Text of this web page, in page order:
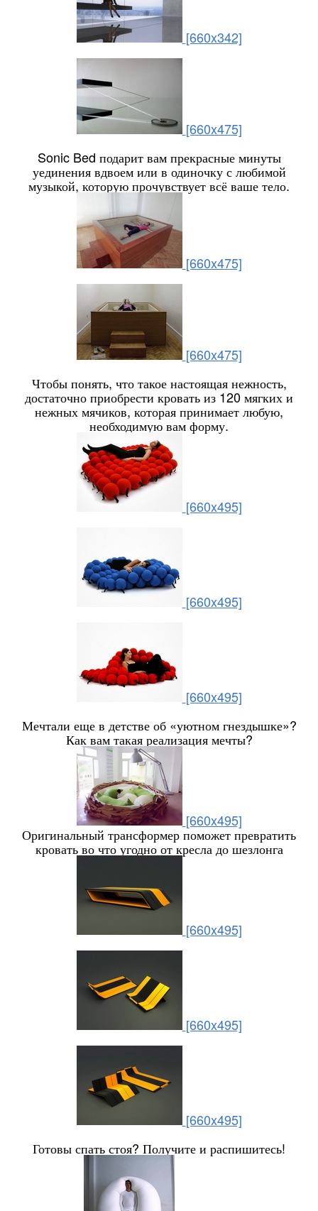
[660x342]
[660x475]
Sonic Bed подарит вам прекрасные минуты
уединения вдвоем или в одиночку с любимой
музыкой, которую прочувствует всё ваше тело.
[660x475]
[660x475]
Чтобы понять, что такое настоящая нежность,
достаточно приобрести кровать из 120 мягких и
нежных мячиков, которая принимает любую,
необходимую вам форму.
[660x495]
[660x495]
[660x495]
Мечтали еще в детстве об «уютном гнездышке»?
Как вам такая реализация мечты?
[660x495]
Оригинальный трансформер поможет превратить
кровать во что угодно от кресла до шезлонга
[660x495]
[660x495]
[660x495]
Готовы спать стоя? Получите и распишитесь!